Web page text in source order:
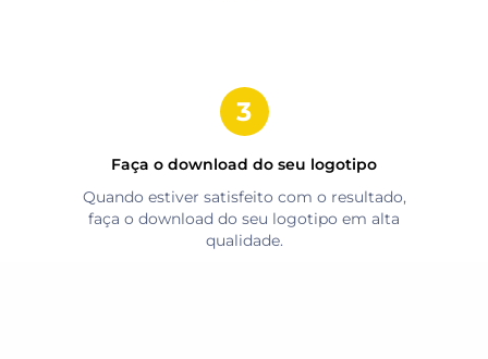
Faça o download do seu logotipo
Quando estiver satisfeito com o resultado,
faça o download do seu logotipo em alta
qualidade.